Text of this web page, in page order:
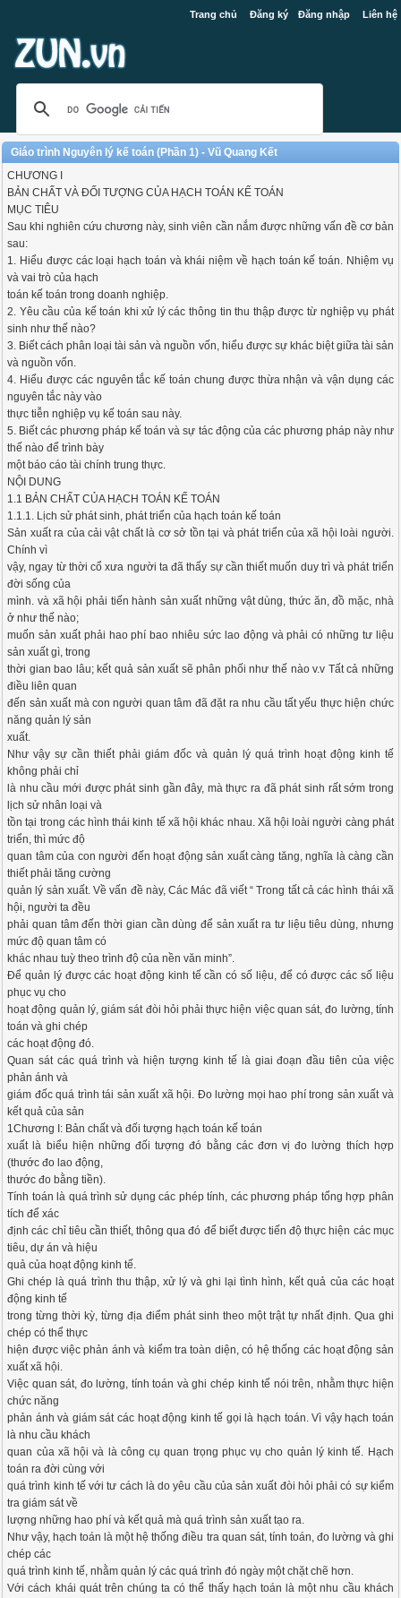
Trang chủ Đăng ký Đăng nhập Liên hệ
Giáo trình Nguyên lý kế toán (Phần 1) - Vũ Quang Kết
CHƯƠNG I
BẢN CHẤT VÀ ĐỐI TƯỢNG CỦA HẠCH TOÁN KẾ TOÁN
MỤC TIÊU
Sau khi nghiên cứu chương này, sinh viên cần nắm được những vấn đề cơ bản
sau:
1. Hiểu được các loại hạch toán và khái niệm về hạch toán kế toán. Nhiệm vụ
và vai trò của hạch
toán kế toán trong doanh nghiệp.
2. Yêu cầu của kế toán khi xử lý các thông tin thu thập được từ nghiệp vụ phát
sinh như thế nào?
3. Biết cách phân loại tài sản và nguồn vốn, hiểu được sự khác biệt giữa tài sản
và nguồn vốn.
4. Hiểu được các nguyên tắc kế toán chung được thừa nhận và vận dụng các
nguyên tắc này vào
thực tiễn nghiệp vụ kế toán sau này.
5. Biết các phương pháp kế toán và sự tác động của các phương pháp này như
thế nào để trình bày
một báo cáo tài chính trung thực.
NỘI DUNG
1.1 BẢN CHẤT CỦA HẠCH TOÁN KẾ TOÁN
1.1.1. Lịch sử phát sinh, phát triển của hạch toán kế toán
Sản xuất ra của cải vật chất là cơ sở tồn tại và phát triển của xã hội loài người.
Chính vì
vậy, ngay từ thời cổ xưa người ta đã thấy sự cần thiết muốn duy trì và phát triển
đời sống của
mình. và xã hội phải tiến hành sản xuất những vật dùng, thức ăn, đồ mặc, nhà
ở như thế nào;
muốn sản xuất phải hao phí bao nhiêu sức lao động và phải có những tư liệu
sản xuất gì, trong
thời gian bao lâu; kết quả sản xuất sẽ phân phối như thế nào v.v Tất cả những
điều liên quan
đến sản xuất mà con người quan tâm đã đặt ra nhu cầu tất yếu thực hiện chức
năng quản lý sản
xuất.
Như vậy sự cần thiết phải giám đốc và quản lý quá trình hoạt động kinh tế
không phải chỉ
là nhu cầu mới được phát sinh gần đây, mà thực ra đã phát sinh rất sớm trong
lịch sử nhân loại và
tồn tại trong các hình thái kinh tế xã hội khác nhau. Xã hội loài người càng phát
triển, thì mức độ
quan tâm của con người đến hoạt động sản xuất càng tăng, nghĩa là càng cần
thiết phải tăng cường
quản lý sản xuất. Về vấn đề này, Các Mác đã viết “ Trong tất cả các hình thái xã
hội, người ta đều
phải quan tâm đến thời gian cần dùng để sản xuất ra tư liệu tiêu dùng, nhưng
mức độ quan tâm có
khác nhau tuỳ theo trình độ của nền văn minh”.
Để quản lý được các hoạt động kinh tế cần có số liệu, để có được các số liệu
phục vụ cho
hoạt động quản lý, giám sát đòi hỏi phải thực hiện việc quan sát, đo lường, tính
toán và ghi chép
các hoạt động đó.
Quan sát các quá trình và hiện tượng kinh tế là giai đoạn đầu tiên của việc
phản ánh và
giám đốc quá trình tái sản xuất xã hội. Đo lường mọi hao phí trong sản xuất và
kết quả của sản
1Chương I: Bản chất và đối tượng hạch toán kế toán
xuất là biểu hiện những đối tượng đó bằng các đơn vị đo lường thích hợp
(thước đo lao động,
thước đo bằng tiền).
Tính toán là quá trình sử dụng các phép tính, các phương pháp tổng hợp phân
tích để xác
định các chỉ tiêu cần thiết, thông qua đó để biết được tiến độ thực hiện các mục
tiêu, dự án và hiệu
quả của hoạt động kinh tế.
Ghi chép là quá trình thu thập, xử lý và ghi lại tình hình, kết quả của các hoạt
động kinh tế
trong từng thời kỳ, từng địa điểm phát sinh theo một trật tự nhất định. Qua ghi
chép có thể thực
hiện được việc phản ánh và kiểm tra toàn diện, có hệ thống các hoạt động sản
xuất xã hội.
Việc quan sát, đo lường, tính toán và ghi chép kinh tế nói trên, nhằm thực hiện
chức năng
phản ánh và giám sát các hoạt động kinh tế gọi là hạch toán. Vì vậy hạch toán
là nhu cầu khách
quan của xã hội và là công cụ quan trọng phục vụ cho quản lý kinh tế. Hạch
toán ra đời cùng với
quá trình kinh tế với tư cách là do yêu cầu của sản xuất đòi hỏi phải có sự kiểm
tra giám sát về
lượng những hao phí và kết quả mà quá trình sản xuất tạo ra.
Như vậy, hạch toán là một hệ thống điều tra quan sát, tính toán, đo lường và ghi
chép các
quá trình kinh tế, nhằm quản lý các quá trình đó ngày một chặt chẽ hơn.
Với cách khái quát trên chúng ta có thể thấy hạch toán là một nhu cầu khách